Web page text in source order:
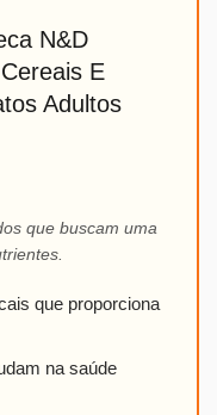
N&D
E
Adultos
que buscam uma
que proporciona
na saúde